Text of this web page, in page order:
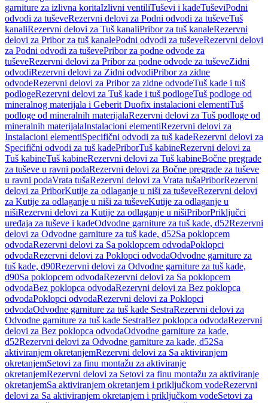
garniture za izlivna koritaIzlivni ventiliTuševi i kadeTuševiPodni
odvodi za tuševeRezervni delovi za Podni odvodi za tuševeTuš
kanaliRezervni delovi za Tuš kanaliPribor za tuš kanaleRezervni
delovi za Pribor za tuš kanalePodni odvodi za tuševeRezervni delovi
za Podni odvodi za tuševePribor za podne odvode za
tuševeRezervni delovi za Pribor za podne odvode za tuševeZidni
odvodiRezervni delovi za Zidni odvodiPribor za zidne
odvodeRezervni delovi za Pribor za zidne odvodeTuš kade i tuš
podlogeRezervni delovi za Tuš kade i tuš podlogeTuš podloge od
mineralnog materijala i Geberit Duofix instalacioni elementiTuš
podloge od mineralnih materijalaRezervni delovi za Tuš podloge od
mineralnih materijalaInstalacioni elementiRezervni delovi za
Instalacioni elementiSpecifični odvodi za tuš kadeRezervni delovi za
Specifični odvodi za tuš kadePriborTuš kabineRezervni delovi za
Tuš kabineTuš kabineRezervni delovi za Tuš kabineBočne pregrade
za tuševe u ravni podaRezervni delovi za Bočne pregrade za tuševe
u ravni podaVrata tušaRezervni delovi za Vrata tušaPriborRezervni
delovi za PriborKutije za odlaganje u niši za tuševeRezervni delovi
za Kutije za odlaganje u niši za tuševeKutije za odlaganje u
nišiRezervni delovi za Kutije za odlaganje u nišiPriborPriključci
uređaja za tuševe i kadeOdvodne garniture za tuš kade, d52Rezervni
delovi za Odvodne garniture za tuš kade, d52Sa poklopcem
odvodaRezervni delovi za Sa poklopcem odvodaPoklopci
odvodaRezervni delovi za Poklopci odvodaOdvodne garniture za
tuš kade, d90Rezervni delovi za Odvodne garniture za tuš kade,
d90Sa poklopcem odvodaRezervni delovi za Sa poklopcem
odvodaBez poklopca odvodaRezervni delovi za Bez poklopca
odvodaPoklopci odvodaRezervni delovi za Poklopci
odvodaOdvodne garniture za tuš kade SestraRezervni delovi za
Odvodne garniture za tuš kade SestraBez poklopca odvodaRezervni
delovi za Bez poklopca odvodaOdvodne garniture za kade,
d52Rezervni delovi za Odvodne garniture za kade, d52Sa
aktiviranjem okretanjemRezervni delovi za Sa aktiviranjem
okretanjemSetovi za finu montažu za aktiviranje
okretanjemRezervni delovi za Setovi za finu montažu za aktiviranje
okretanjemSa aktiviranjem okretanjem i priključkom vodeRezervni
delovi za Sa aktiviranjem okretanjem i priključkom vodeSetovi za